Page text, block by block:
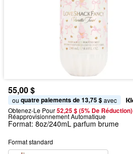
55,00 $
ou quatre paiements de 13,75 $ avec
Obtenez-Le Pour52,25 $ (5% De Réduction)
Réapprovisionnement Automatique
Format: 8oz/240mL parfum brume
Format standard